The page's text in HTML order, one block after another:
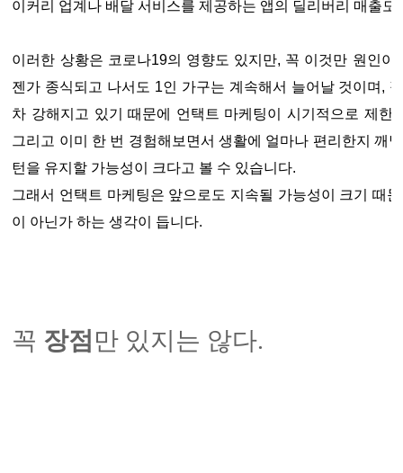
이커리 업계나 배달 서비스를 제공하는 앱의 딜리버리 매출
이러한 상황은 코로나19의 영향도 있지만, 꼭 이것만 원인
젠가 종식되고 나서도 1인 가구는 계속해서 늘어날 것이며,
차 강해지고 있기 때문에 언택트 마케팅이 시기적으로 제한
그리고 이미 한 번 경험해보면서 생활에 얼마나 편리한지 깨
턴을 유지할 가능성이 크다고 볼 수 있습니다.
그래서 언택트 마케팅은 앞으로도 지속될 가능성이 크기 때
이 아닌가 하는 생각이 듭니다.
꼭 장점 만 있지는 않다.